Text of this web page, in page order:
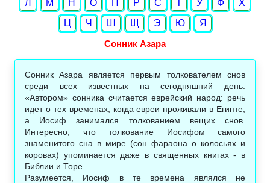
Л
М Н О П Р С Т У Ф
Х
Ц
Ч Ш Щ Э Ю
Я
Сонник Азара
Сонник Азара является первым толкователем снов
среди всех известных на сегодняшний день.
«Автором» сонника считается еврейский народ: речь
идет о тех временах, когда евреи проживали в Египте,
а Иосиф занимался толкованием вещих снов.
Интересно, что толкование Иосифом самого
знаменитого сна в мире (сон фараона о колосьях и
коровах) упоминается даже в священных книгах - в
Библии и Торе.
Разумеется, Иосиф в те времена являлся не